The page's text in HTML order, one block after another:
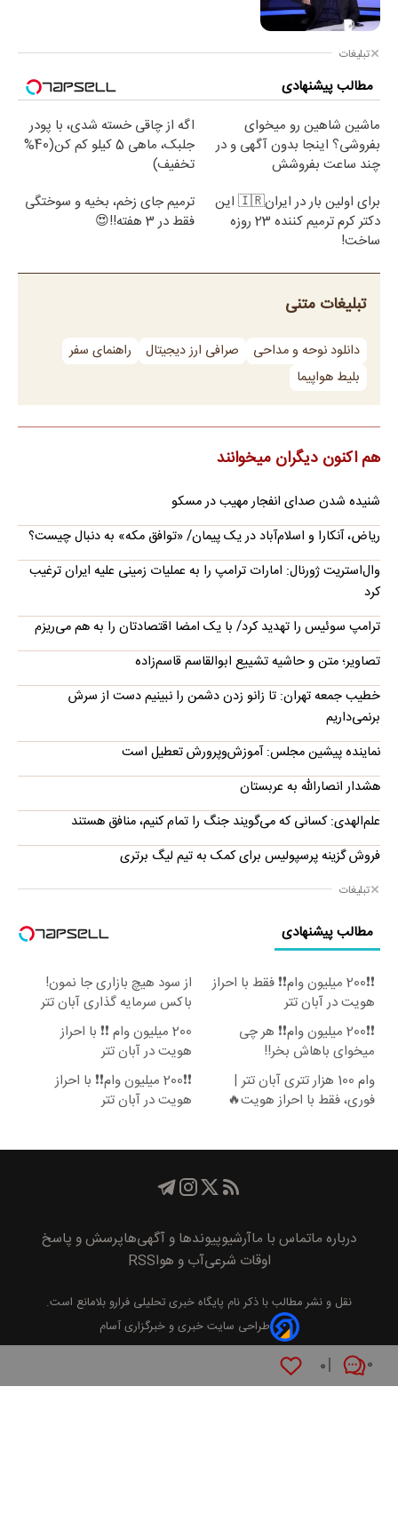
۰ ۰
تبلیغات
مطالب پیشنهادی
ماشین شاهین رو میخوای
بفروشی؟ اینجا بدون آگهی و در
چند ساعت بفروشش
اگه از چاقی خسته شدی، با پودر
جلبک، ماهی 5 کیلو کم کن(40%
تخفیف)
برای اولین بار در ایران🇮🇷 این
دکتر کرم ترمیم کننده 23 روزه
ساخت!
ترمیم جای زخم، بخیه و سوختگی
فقط در 3 هفته!!😍
تبلیغات متنی
دانلود نوحه و مداحی صرافی ارز دیجیتال
راهنمای سفر
بلیط هواپیما
هم اکنون دیگران میخوانند
شنیده شدن صدای انفجار مهیب در مسکو
ریاض، آنکارا و اسلام‌آباد در یک پیمان/ «توافق مکه» به دنبال چیست؟
وال‌استریت ژورنال: امارات ترامپ را به عملیات زمینی علیه ایران ترغیب
کرد
ترامپ سوئیس را تهدید کرد/ با یک امضا اقتصادتان را به هم می‌ریزم
تصاویر؛ متن و حاشیه تشییع ابوالقاسم قاسم‌زاده
خطیب جمعه تهران: تا زانو زدن دشمن را نبینیم دست از سرش
برنمی‌داریم
نماینده پیشین مجلس: آموزش‌وپرورش تعطیل است
هشدار انصارالله به عربستان
علم‌الهدی: کسانی که می‌گویند جنگ را تمام کنیم، منافق هستند
فروش گزینه پرسپولیس برای کمک به تیم لیگ برتری
تبلیغات
مطالب پیشنهادی
❗❗200 میلیون وام❗❗ فقط با احراز
هویت در آبان تتر
از سود هیچ بازاری جا نمون!
باکس سرمایه گذاری آبان تتر
❗❗200 میلیون وام❗❗ هر چی
میخوای باهاش بخر!!
200 میلیون وام ❗❗ با احراز
هویت در آبان تتر
وام 100 هزار تتری آبان تتر |
فوری، فقط با احراز هویت🔥
❗❗200 میلیون وام❗❗ با احراز
هویت در آبان تتر
درباره ماتماس با ماآرشیوپیوند‌ها و آگهی‌هاپرسش و پاسخ
اوقات شرعیآب و هواRSS
نقل و نشر مطالب با ذکر نام پايگاه خبری تحليلی فرارو بلامانع است.
طراحی سایت خبری و خبرگزاری آسام